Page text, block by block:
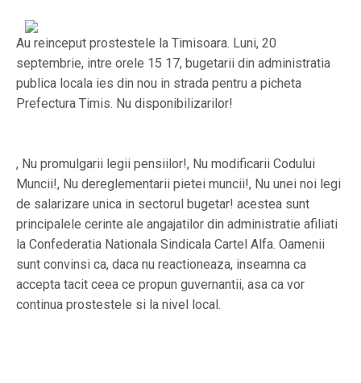
Au reinceput prostestele la Timisoara. Luni, 20
septembrie, intre orele 15 17, bugetarii din administratia
publica locala ies din nou in strada pentru a picheta
Prefectura Timis. Nu disponibilizarilor!
, Nu promulgarii legii pensiilor!, Nu modificarii Codului
Muncii!, Nu dereglementarii pietei muncii!, Nu unei noi legi
de salarizare unica in sectorul bugetar! acestea sunt
principalele cerinte ale angajatilor din administratie afiliati
la Confederatia Nationala Sindicala Cartel Alfa. Oamenii
sunt convinsi ca, daca nu reactioneaza, inseamna ca
accepta tacit ceea ce propun guvernantii, asa ca vor
continua prostestele si la nivel local.